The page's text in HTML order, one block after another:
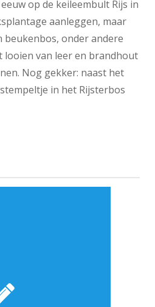
op de keileembult Rijs in
aanleggen, maar
beukenbos, onder andere
van leer en brandhout
Nog gekker: naast het
in het Rijsterbos